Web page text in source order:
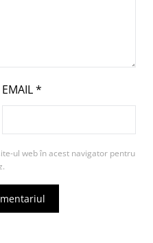
EMAIL*
ul web în acest navigator pentru